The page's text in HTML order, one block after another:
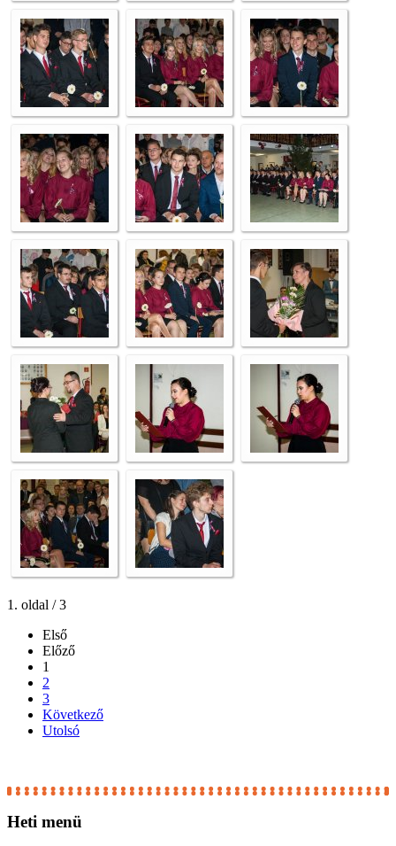
1. oldal / 3
Első
Előző
1
2
3
Következő
Utolsó
Heti menü